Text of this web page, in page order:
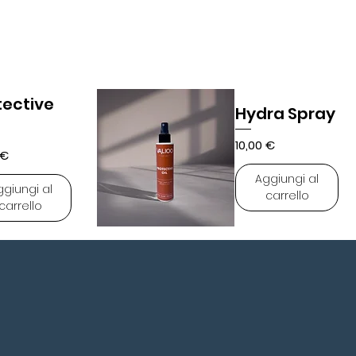
al
carrello
Hydra Spray
Prezzo
10,00 €
Aggiungi al
carrello